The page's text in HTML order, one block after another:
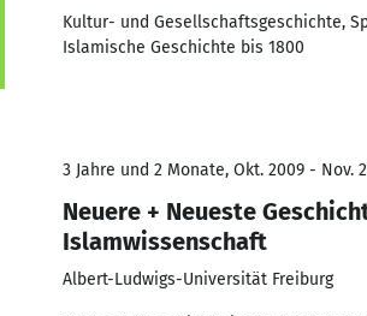
Kultur- und Gesellschaftsgeschichte,
Islamische Geschichte bis 1800
3 Jahre und 2 Monate, Okt. 2009 - Nov.
Neuere + Neueste
Islamwissenschaft
Albert-Ludwigs-Universität Freiburg